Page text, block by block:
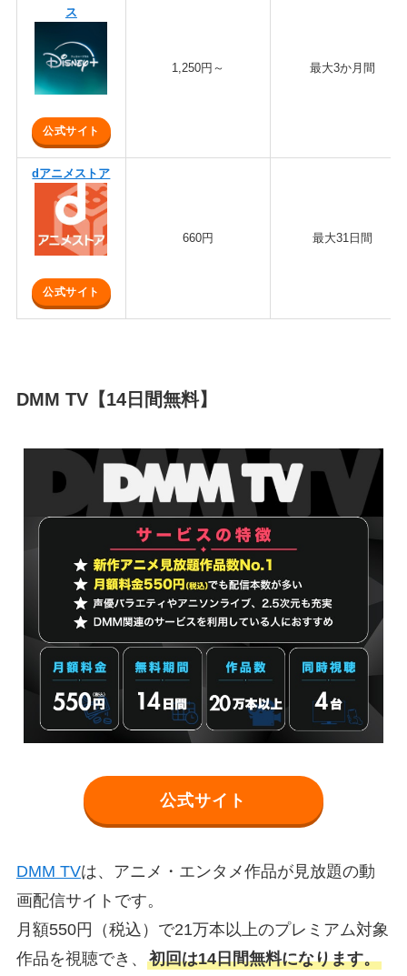
ス
公式サイト
1,250円～ 最大3か月間
dアニメストア
公式サイト
660円 最大31日間
DMM TV【14日間無料】
公式サイト
DMM TVは、アニメ・エンタメ作品が見放題の動
画配信サイトです。
月額550円（税込）で21万本以上のプレミアム対象
作品を視聴でき、 初回は14日間無料になります。